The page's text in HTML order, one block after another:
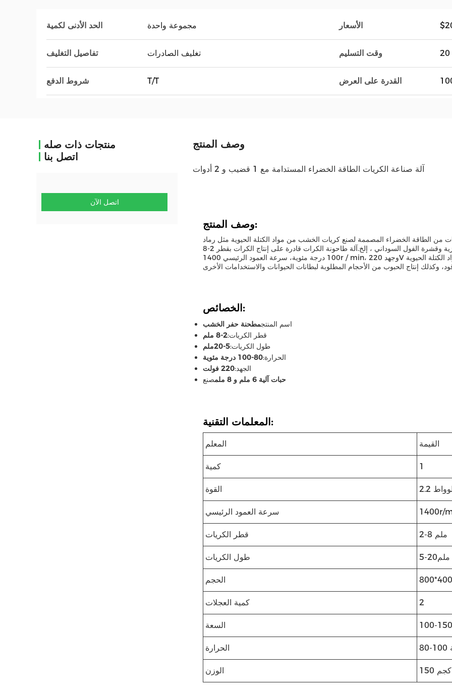
الحد الأدنى لكمية مجموعة واحدة الأسعار
تفاصيل التغليف تغليف الصادرات وقت التسليم
شروط الدفع T/T القدرة على العرض
منتجات ذات صله
اتصل بنا
اتصل الآن
وصف المنتج
آلة صناعة الكريات الطاقة الخضراء المستدامة مع 1 قضيب و 2 أدوات
وصف المنتج:
من الطاقة الخضراء المصممة لصنع كريات الخشب من مواد الكتلة الحيوية مثل رماد
الخشب والقش والقشرة الأرزية وقشرة الفول السوداني ، إلخ.آلة طاحونة الكرات قادرة على إنتاج الكرات بقطر 2-8mm، درجة حرارة 80-
100 درجة مئوية، سرعة العمود الرئيسي 1400r / min، وجهد 220V وكمية عجلة 2.إنه مطحنة الخشب المثالي لتقليل حجم مواد الكتلة الحيوية
الخصائص:
اسم المنتجمطحنة حفر الخشب
قطر الكريات:2-8 ملم
طول الكريات:5-20ملم
الحرارة:80-100 درجة مئوية
الجهد:220 فولت
حبات آلية 6 ملم و 8 ملم
صنع
المعلمات التقنية:
المعلم القيمة
كمية 1
القوة
سرعة العمود الرئيسي 1400r/
قطر الكريات 2-8 ملم
طول الكريات 5-20ملم
الحجم
كمية العجلات 2
السعة 100-
الحرارة
الوزن 150 كجم